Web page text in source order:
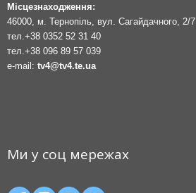
Місцезнаходження:
46000, м. Тернопіль, вул. Сагайдачного, 2/7
тел. +38 0352 52 31 40
тел. +38 096 89 57 039
e-mail: tv4@tv4.te.ua
Ми у соц мережах